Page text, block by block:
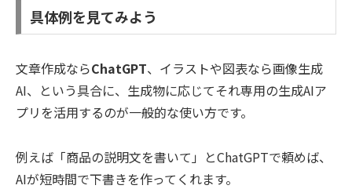
具体例を見てみよう
文章作成ならChatGPT、イラストや図表なら画像生成
AI、という具合に、生成物に応じてそれ専用の生成AIア
プリを活用するのが一般的な使い方です。
例えば「商品の説明文を書いて」とChatGPTで頼めば、
AIが短時間で下書きを作ってくれます。